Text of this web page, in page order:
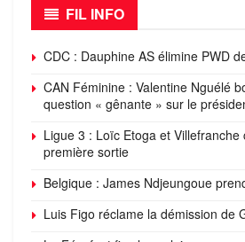
FIL INFO
CDC : Dauphine AS élimine PWD
CAN Féminine : Valentine Nguélé
question « gênante » sur le
Ligue 3 : Loïc Etoga et
première sortie
Belgique : James Ndjeungoue
Luis Figo réclame la démission de